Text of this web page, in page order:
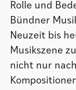
Rolle und
Bündner
Neuzeit bis
Musikszene
nicht nur